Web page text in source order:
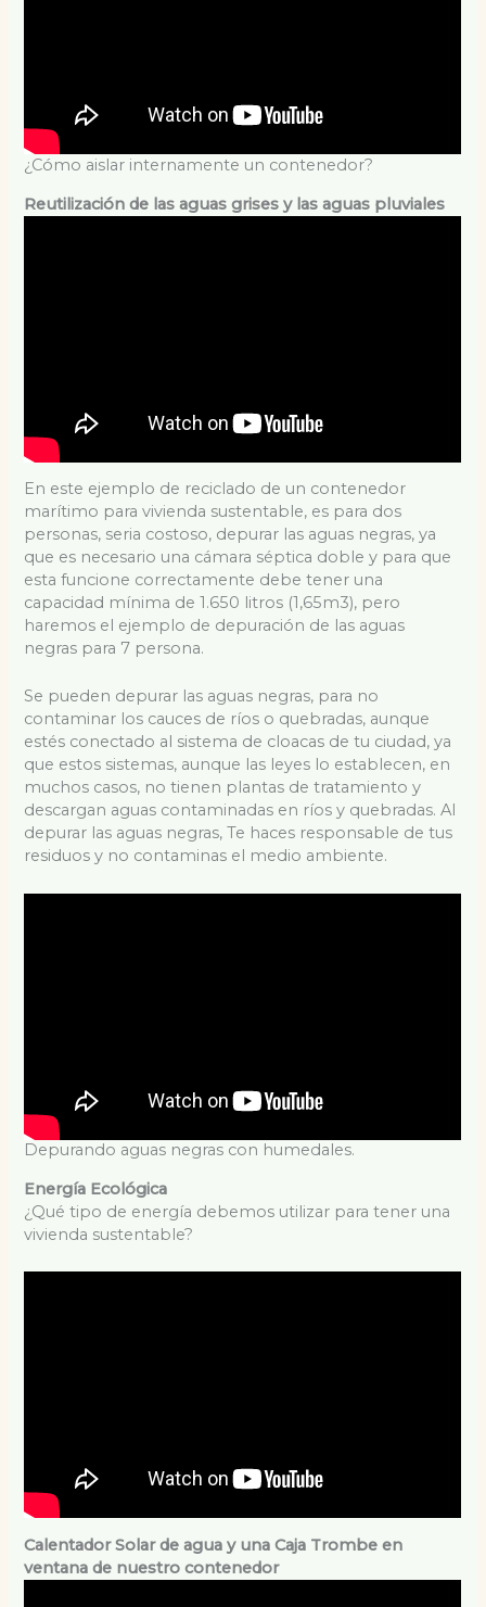
¿Cómo aislar internamente un contenedor?
Reutilización de las aguas grises y las aguas pluviales
En este ejemplo de reciclado de un contenedor
marítimo para vivienda sustentable, es para dos
personas, seria costoso, depurar las aguas negras, ya
que es necesario una cámara séptica doble y para que
esta funcione correctamente debe tener una
capacidad mínima de 1.650 litros (1,65m3), pero
haremos el ejemplo de depuración de las aguas
negras para 7 persona.
Se pueden depurar las aguas negras, para no
contaminar los cauces de ríos o quebradas, aunque
estés conectado al sistema de cloacas de tu ciudad, ya
que estos sistemas, aunque las leyes lo establecen, en
muchos casos, no tienen plantas de tratamiento y
descargan aguas contaminadas en ríos y quebradas. Al
depurar las aguas negras, Te haces responsable de tus
residuos y no contaminas el medio ambiente.
Depurando aguas negras con humedales.
Energía Ecológica
¿Qué tipo de energía debemos utilizar para tener una
vivienda sustentable?
Calentador Solar de agua y una Caja Trombe en
ventana de nuestro contenedor